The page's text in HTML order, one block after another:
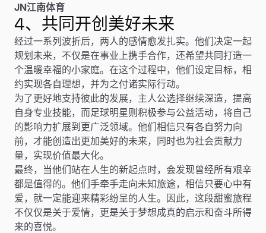
JN江南体育
4、共同开创美好未来
经过一系列波折后，两人的感情愈发扎实。他们决定一起
规划未来，不仅是在事业上携手合作，还希望共同打造一
个温暖幸福的小家庭。在这个过程中，他们设定目标，相
约实现各自理想，并为之付诸实际行动。
为了更好地支持彼此的发展，主人公选择继续深造，提高
自身专业技能，而足球明星则积极参与公益活动，将自己
的影响力扩展到更广泛领域。他们相信只有各自努力向
前，才能创造出更加美好的未来，同时也为社会贡献力
量，实现价值最大化。
最终，当他们站在人生的新起点时，会发现曾经所有艰辛
都是值得的。他们手牵手走向未知旅途，相信只要心中有
爱，就一定能迎来精彩纷呈的人生。因此，这段甜蜜旅程
不仅仅是关于爱情，更是关于梦想成真的启示和奋斗所得
来的喜悦。